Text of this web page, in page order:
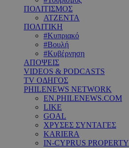
ΠΟΛΙΤΙΣΜΟΣ
ΑΤΖΕΝΤΑ
ΠΟΛΙΤΙΚΗ
#Κυπριακό
#Βουλή
#Κυβέρνηση
ΑΠΟΨΕΙΣ
VIDEOS & PODCASTS
TV ΟΔΗΓΟΣ
PHILENEWS NETWORK
EN.PHILENEWS.COM
LIKE
GOAL
ΧΡΥΣΕΣ ΣΥΝΤΑΓΕΣ
KARIERA
IN-CYPRUS PROPERTY